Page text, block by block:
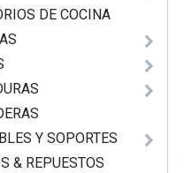
DE COCINA
Y SOPORTES
& REPUESTOS